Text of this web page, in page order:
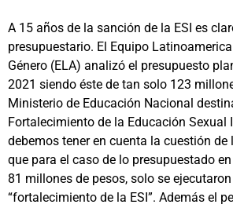
A 15 años de la sanción de la ESI es
presupuestario. El Equipo
Género (ELA) analizó el presupuesto
2021 siendo éste de tan solo 123
Ministerio de Educación Nacional
Fortalecimiento de la Educación Sexual
debemos tener en cuenta la cuestión de
que para el caso de lo presupuestado
81 millones de pesos, solo se
“fortalecimiento de la ESI”. Además el